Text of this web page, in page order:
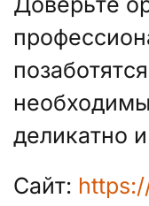
деликатно
Сайт: